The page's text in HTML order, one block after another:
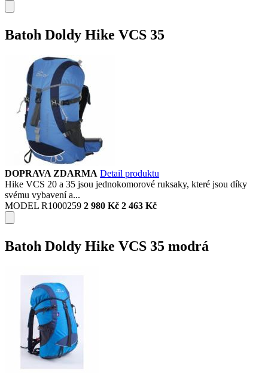
Batoh Doldy Hike VCS 35
DOPRAVA ZDARMA Detail produktu
Hike VCS 20 a 35 jsou jednokomorové ruksaky, které jsou díky
svému vybavení a...
MODEL R1000259 2 980 Kč 2 463 Kč
Batoh Doldy Hike VCS 35 modrá